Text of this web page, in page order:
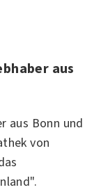
aus
aus Bonn und
von